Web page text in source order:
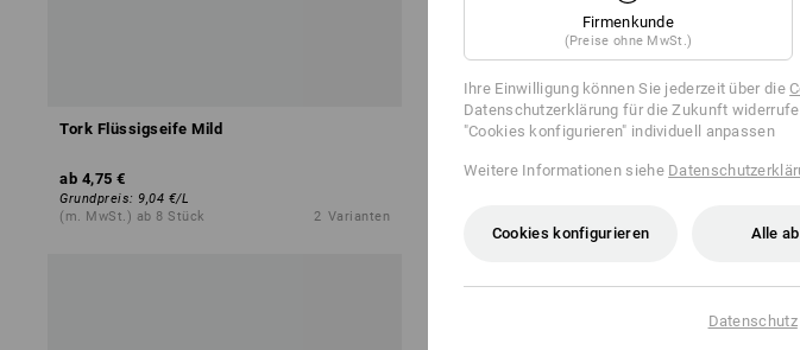
Tork Flüssigseife Mild
ab 4,75 €
Grundpreis: 9,04 €/L
(m. MwSt.) ab 8 Stück
2 Varianten
SALE -24%
STRAUSSbox small Universal-Dübel insert
Firmenkunde
(Preise ohne MwSt.)
Ihre Einwilligung können Sie jederzeit über die
Datenschutzerklärung für die Zukunft
"Cookies konfigurieren" individuell anpassen
Weitere Informationen siehe
Cookies konfigurieren Alle
Datenschutz